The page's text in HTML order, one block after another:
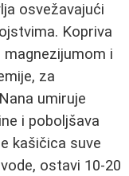
osvežavajući
Kopriva
i
za
umiruje
i poboljšava
kašičica suve
ostavi 10-20